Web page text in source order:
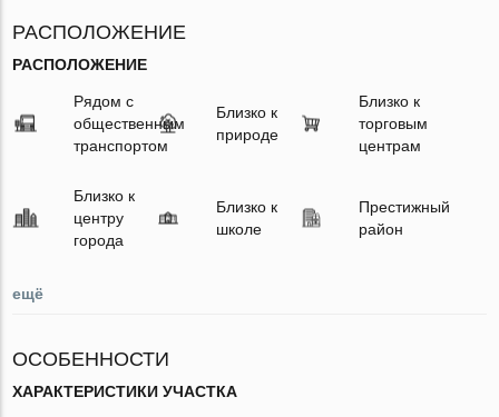
РАСПОЛОЖЕНИЕ
РАСПОЛОЖЕНИЕ
Рядом с
общественным
транспортом
Близко к
природе
Близко к
торговым
центрам
Близко к
центру
города
Близко к
школе
Престижный
район
ещё
ОСОБЕННОСТИ
ХАРАКТЕРИСТИКИ УЧАСТКА